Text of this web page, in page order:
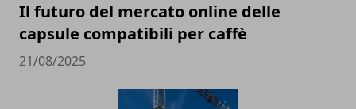
Il futuro del mercato online delle
capsule compatibili per caffè
21/08/2025